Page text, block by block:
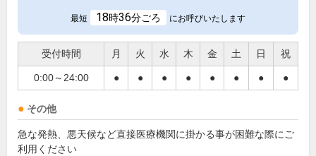
最短 18時36分ごろ にお呼びいたします
受付時間 月 火 水 木 金 土 日 祝
0:00～24:00 ● ● ● ● ● ● ● ●
その他
急な発熱、悪天候など直接医療機関に掛かる事が困難な際にご
利用ください